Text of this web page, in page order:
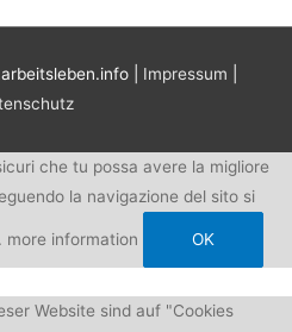
Impressum
che tu possa avere la migliore
la navigazione del sito si
more information OK
Website sind auf "Cookies